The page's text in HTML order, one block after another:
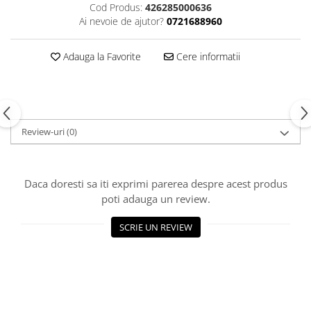
PRODUSE ROMÂNEȘTI
REMEDII NATURISTE
Cod Produs: 426285000636
Ai nevoie de ajutor? 0721688960
Adauga la Favorite Cere informatii
Review-uri(0)
Daca doresti sa iti exprimi parerea despre acest produs
poti adauga un review.
SCRIE UN REVIEW